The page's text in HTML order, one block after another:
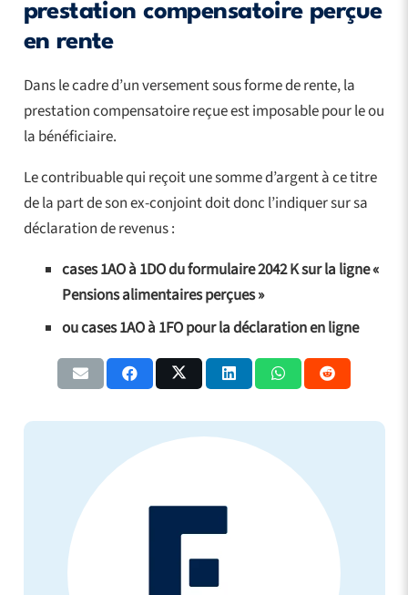
prestation compensatoire perçue
en rente
Dans le cadre d’un versement sous forme de rente, la
prestation compensatoire reçue est imposable pour le ou
la bénéficiaire.
Le contribuable qui reçoit une somme d’argent à ce titre
de la part de son ex-conjoint doit donc l’indiquer sur sa
déclaration de revenus :
cases 1AO à 1DO du formulaire 2042 K sur la ligne «
Pensions alimentaires perçues »
ou cases 1AO à 1FO pour la déclaration en ligne